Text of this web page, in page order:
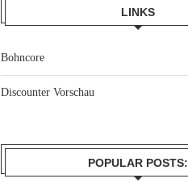
LINKS
Bohncore
Discounter Vorschau
POPULAR POSTS: